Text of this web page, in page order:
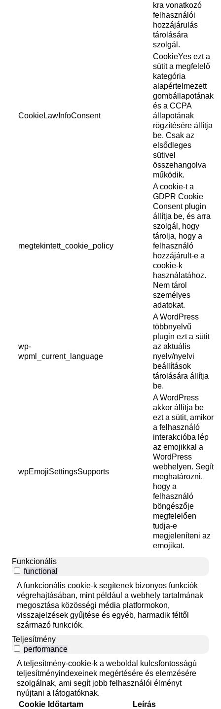
kra vonatkozó
felhasználói
hozzájárulás
tárolására
szolgál.
CookieLawInfoConsent
CookieYes ezt a
sütit a megfelelő
kategória
alapértelmezett
gombállapotának
és a CCPA
állapotának
rögzítésére állítja
be. Csak az
elsődleges
sütivel
összehangolva
működik.
megtekintett_cookie_policy
A cookie-t a
GDPR Cookie
Consent plugin
állítja be, és arra
szolgál, hogy
tárolja, hogy a
felhasználó
hozzájárult-e a
cookie-k
használatához.
Nem tárol
személyes
adatokat.
wp-
wpml_current_language
A WordPress
többnyelvű
plugin ezt a sütit
az aktuális
nyelv/nyelvi
beállítások
tárolására állítja
be.
wpEmojiSettingsSupports
A WordPress
akkor állítja be
ezt a sütit, amikor
a felhasználó
interakcióba lép
az emojikkal a
WordPress
webhelyen. Segít
meghatározni,
hogy a
felhasználó
böngészője
megfelelően
tudja-e
megjeleníteni az
emojikat.
Funkcionális
functional
A funkcionális cookie-k segítenek bizonyos funkciók
végrehajtásában, mint például a webhely tartalmának
megosztása közösségi média platformokon,
visszajelzések gyűjtése és egyéb, harmadik féltől
származó funkciók.
Teljesítmény
performance
A teljesítmény-cookie-k a weboldal kulcsfontosságú
teljesítményindexeinek megértésére és elemzésére
szolgálnak, ami segít jobb felhasználói élményt
nyújtani a látogatóknak.
Cookie Időtartam Leírás